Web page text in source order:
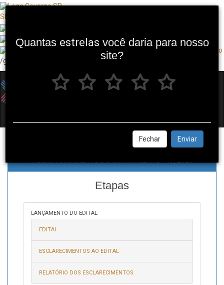
SP + Digital
/governosp
Etapas
LANÇAMENTO DO EDITAL
EDITAL
ESCLARECIMENTOS AO EDITAL
RELATÓRIO DOS ESCLARECIMENTOS
Quantas estrelas você daria para nosso
site?
Fechar Enviar